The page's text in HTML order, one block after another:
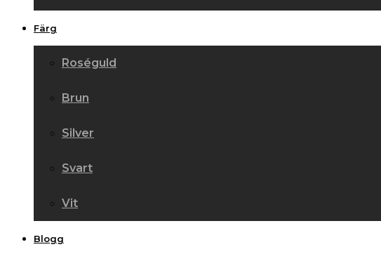
Färg
Roséguld
Brun
Silver
Svart
Vit
Blogg